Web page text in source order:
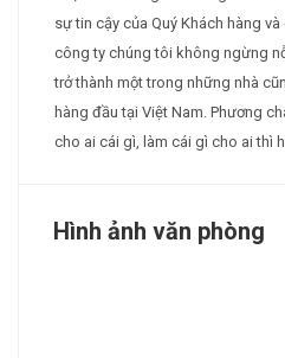
sự tin cậy của Quý Khách hàng
công ty chúng tôi không ngừng
trở thành một trong những nhà
hàng đầu tại Việt Nam. Phương
cho ai cái gì, làm cái gì cho ai thì
Hình ảnh văn phòng